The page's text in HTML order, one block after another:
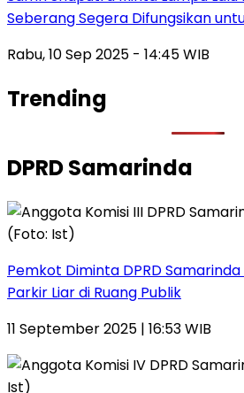
Seberang Segera Difungsikan
Rabu, 10 Sep 2025 - 14:45 WIB
Trending
DPRD Samarinda
Pemkot Diminta DPRD
Parkir Liar di Ruang Publik
11 September 2025 | 16:53 WIB